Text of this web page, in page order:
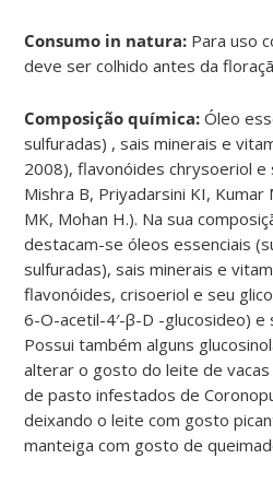
Consumo in natura: Para uso
deve ser colhido antes da
Composição química:Óleo
sulfuradas) , sais minerais e
2008), flavonóides chrysoeriol e
Mishra B, Priyadarsini KI, Kumar
MK, Mohan H.). Na sua
destacam-se óleos essenciais
sulfuradas), sais minerais e
flavonóides, crisoeriol e seu
6-O-acetil-4′-β-D -glucosideo) e
Possui também alguns
alterar o gosto do leite de
de pasto infestados de
deixando o leite com gosto
manteiga com gosto de